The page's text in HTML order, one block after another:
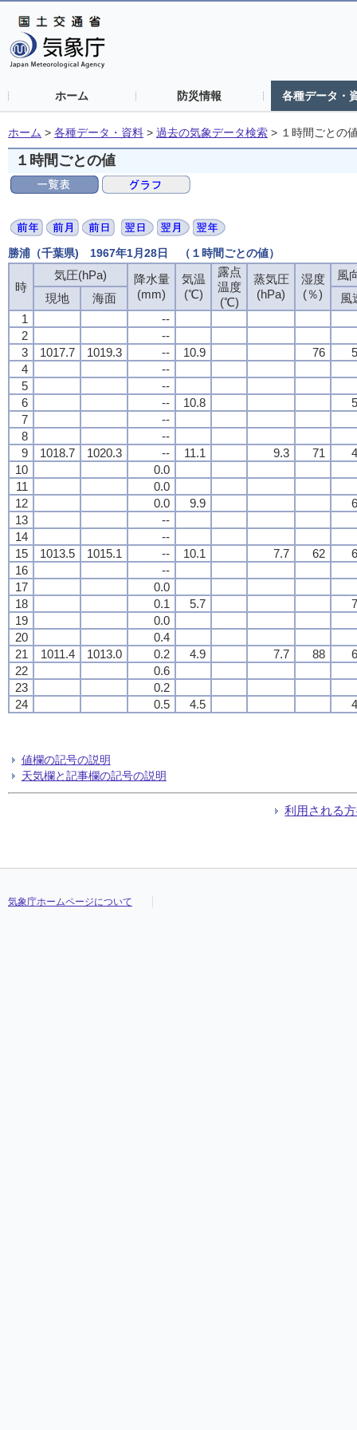
ホーム 防災情報 各種データ・
ホーム > 各種データ・資料 > 過去の気象データ検索 > １時間ごとの
１時間ごとの値
勝浦（千葉県) 1967年1月28日 （１時間ごとの値）
時
気圧(hPa)
降水量
(mm)
気温
(℃)
露点
温度
(℃)
蒸気圧
(hPa)
湿度
(％)
風
現地
海面
風
1
--
2
--
3
1017.7 1019.3 -- 10.9 76
4
--
5
--
6
-- 10.8
7
--
8
--
9
1018.7 1020.3 -- 11.1 9.3 71
10
0.0
11
0.0
12
0.0 9.9
13
--
14
--
15
1013.5 1015.1 -- 10.1 7.7 62
16
--
17
0.0
18
0.1 5.7
19
0.0
20
0.4
21
1011.4 1013.0 0.2 4.9 7.7 88
22
0.6
23
0.2
24
0.5 4.5
値欄の記号の説明
天気欄と記事欄の記号の説明
利用される
気象庁ホームページについて